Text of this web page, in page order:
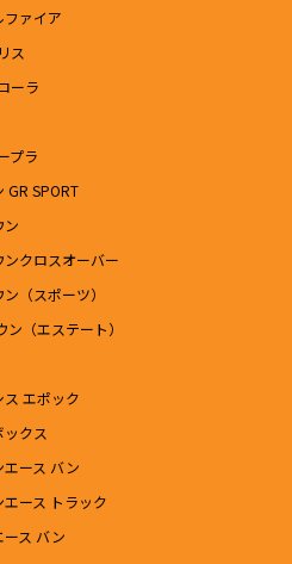
ファイア
ス
ーラ
プラ
GR SPORT
ン
ンクロスオーバー
（スポーツ）
（エステート）
ス エポック
クス
エース バン
エース トラック
ース バン